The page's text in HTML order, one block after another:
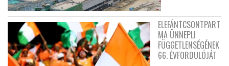
ELEFÁNTCSONTPART
MA ÜNNEPLI
FÜGGETLENSÉGÉNEK
66. ÉVFORDULÓJÁT